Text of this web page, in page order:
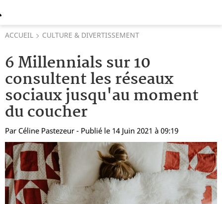
ACCUEIL CULTURE & DIVERTISSEMENT
6 Millennials sur 10
consultent les réseaux
sociaux jusqu'au moment
du coucher
Par Céline Pastezeur - Publié le 14 Juin 2021 à 09:19